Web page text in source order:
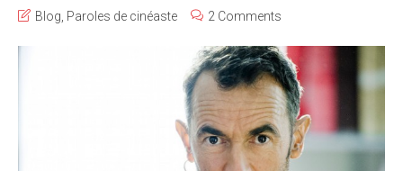
Blog Paroles de cinéaste 2 Comments